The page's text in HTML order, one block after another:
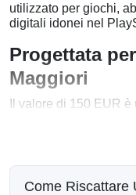
utilizzato per giochi,
digitali idonei nel
Progettata
Maggiori
Il valore di 150 EUR
PlayStation Plus,
acquisti pianificati nel
Usa il Tuo
Come Riscattare